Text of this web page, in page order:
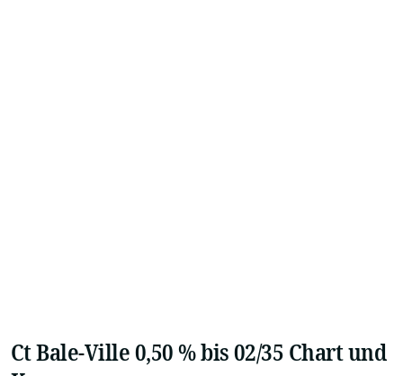
Ct Bale-Ville 0,50 % bis 02/35 Chart und